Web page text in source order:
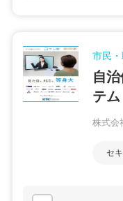
市民
自
テム
株式会
セ